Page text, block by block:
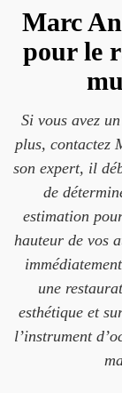
Marc
pour le
Si vous avez
plus, contactez
son expert, il
de
estimation
hauteur de vos
une
esthétique et
l’instrument